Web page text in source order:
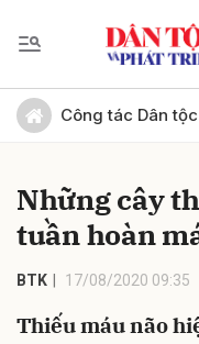
Công tác Dân tộc
Những cây
tuần hoàn
BTK 17/08/2020 09:35
Thiếu máu não
Gửi bình luận